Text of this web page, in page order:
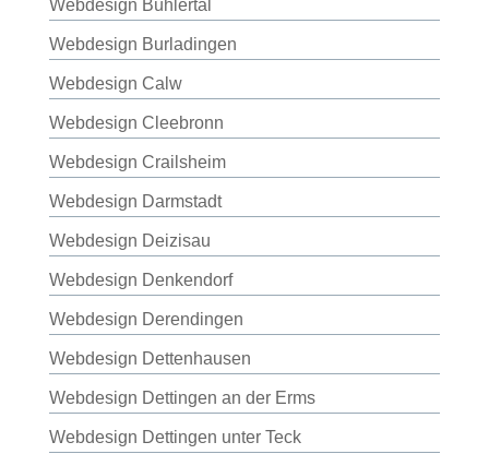
Webdesign Bühlertal
Webdesign Burladingen
Webdesign Calw
Webdesign Cleebronn
Webdesign Crailsheim
Webdesign Darmstadt
Webdesign Deizisau
Webdesign Denkendorf
Webdesign Derendingen
Webdesign Dettenhausen
Webdesign Dettingen an der Erms
Webdesign Dettingen unter Teck